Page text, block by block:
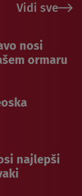
Vidi sve
nosi
ormaru
najlepši